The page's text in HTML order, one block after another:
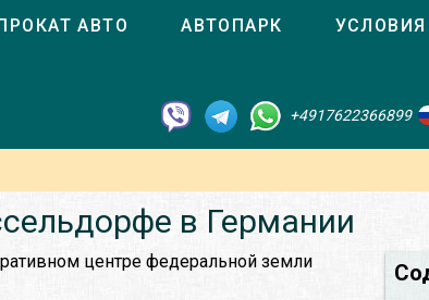
АВТО АВТОПАРК УСЛОВИЯ
+4917622366899
в Германии
центре федеральной земли